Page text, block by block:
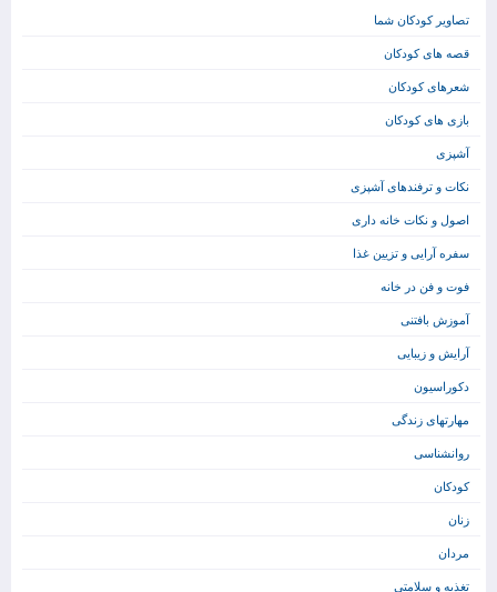
تصاویر کودکان شما
قصه های کودکان
شعرهای کودکان
بازی های کودکان
آشپزی
نکات و ترفندهای آشپزی
اصول و نکات خانه داری
سفره آرایی و تزیین غذا
فوت و فن در خانه
آموزش بافتنی
آرایش و زیبایی
دکوراسیون
مهارتهای زندگی
روانشناسی
کودکان
زنان
مردان
تغذیه و سلامتی